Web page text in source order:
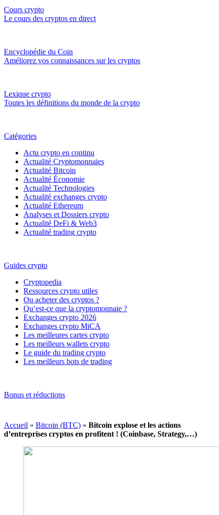
Cours crypto
Le cours des cryptos en direct
Encyclopédie du Coin
Améliorez vos connaissances sur les cryptos
Lexique crypto
Toutes les définitions du monde de la crypto
Catégories
Actu crypto en continu
Actualité Cryptomonnaies
Actualité Bitcoin
Actualité Économie
Actualité Technologies
Actualité exchanges crypto
Actualité Ethereum
Analyses et Dossiers crypto
Actualité DeFi & Web3
Actualité trading crypto
Guides crypto
Cryptopedia
Ressources crypto utiles
Ou acheter des cryptos ?
Qu’est-ce que la cryptomonnaie ?
Exchanges crypto 2026
Exchanges crypto MiCA
Les meilleures cartes crypto
Les meilleurs wallets crypto
Le guide du trading crypto
Les meilleurs bots de trading
Bonus et réductions
Accueil » Bitcoin (BTC) » Bitcoin explose et les actions
d’entreprises cryptos en profitent ! (Coinbase, Strategy,…)